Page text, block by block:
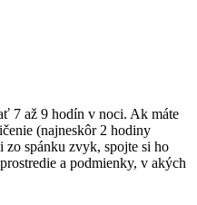
7 až 9 hodín v noci. Ak máte
(najneskôr 2 hodiny
zo spánku zvyk, spojte si ho
a podmienky, v akých